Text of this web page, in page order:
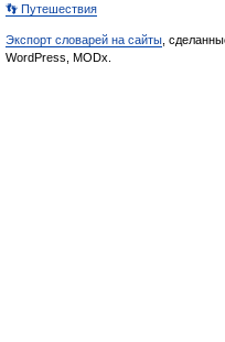
👣 Путешествия
Экспорт словарей на сайты ,
WordPress, MODx.